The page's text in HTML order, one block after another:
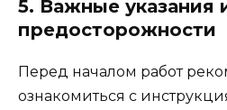
5. Важные указания
предосторожности
Перед началом работ
ознакомиться с